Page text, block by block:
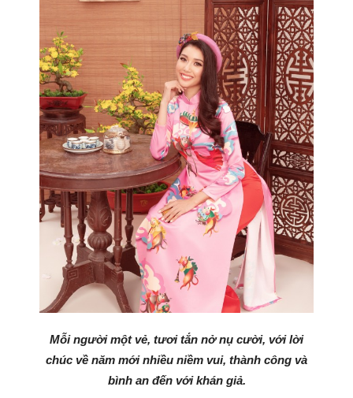
Mỗi người một vẻ, tươi tắn nở nụ cười, với lời
chúc về năm mới nhiều niềm vui, thành công và
bình an đến với khán giả.